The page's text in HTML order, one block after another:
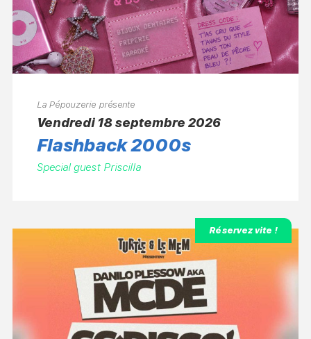
La Pépouzerie présente
vendredi 18 septembre 2026
Flashback 2000s
Special guest Priscilla
Réservez vite !